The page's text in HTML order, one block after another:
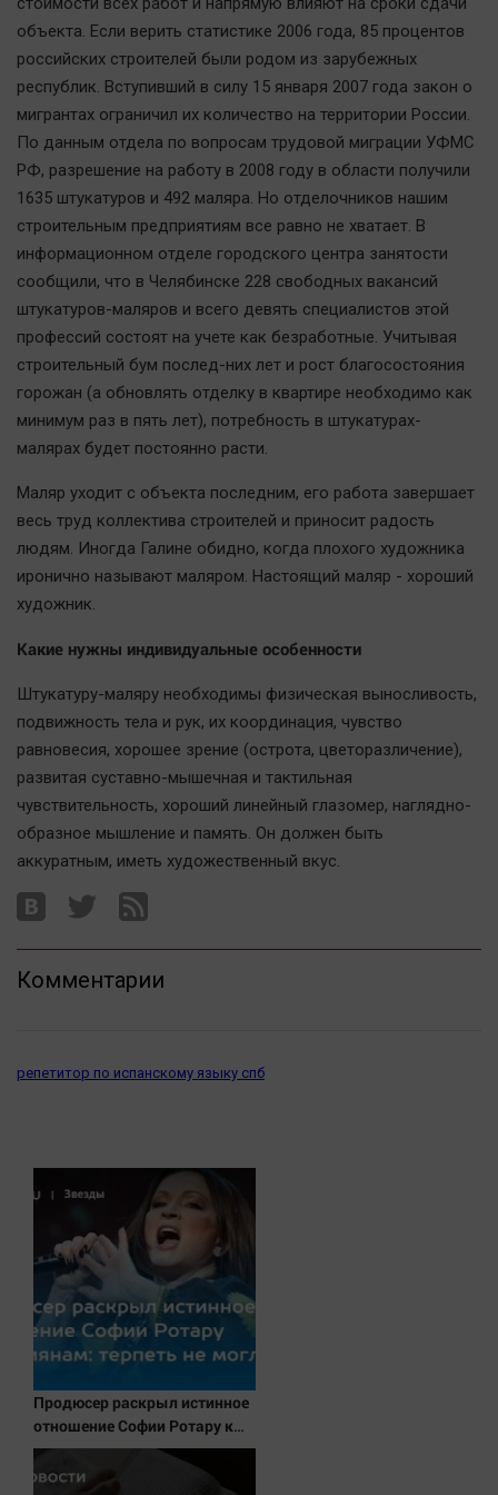
объекта. Если верить статистике 2006 года, 85 процентов
российских строителей были родом из зарубежных
республик. Вступивший в силу 15 января 2007 года закон о
мигрантах ограничил их количество на территории России.
По данным отдела по вопросам трудовой миграции УФМС
РФ, разрешение на работу в 2008 году в области получили
1635 штукатуров и 492 маляра. Но отделочников нашим
строительным предприятиям все равно не хватает. В
информационном отделе городского центра занятости
сообщили, что в Челябинске 228 свободных вакансий
штукатуров-маляров и всего девять специалистов этой
профессий состоят на учете как безработные. Учитывая
строительный бум послед-них лет и рост благосостояния
горожан (а обновлять отделку в квартире необходимо как
минимум раз в пять лет), потребность в штукатурах-
малярах будет постоянно расти.
Маляр уходит с объекта последним, его работа завершает
весь труд коллектива строителей и приносит радость
людям. Иногда Галине обидно, когда плохого художника
иронично называют маляром. Настоящий маляр - хороший
художник.
Какие нужны индивидуальные особенности
Штукатуру-маляру необходимы физическая выносливость,
подвижность тела и рук, их координация, чувство
равновесия, хорошее зрение (острота, цветоразличение),
развитая суставно-мышечная и тактильная
чувствительность, хороший линейный глазомер, наглядно-
образное мышление и память. Он должен быть
аккуратным, иметь художественный вкус.
Комментарии
репетитор по испанскому языку спб
Продюсер раскрыл истинное
отношение Софии Ротару к
россиянам: терпеть не могла